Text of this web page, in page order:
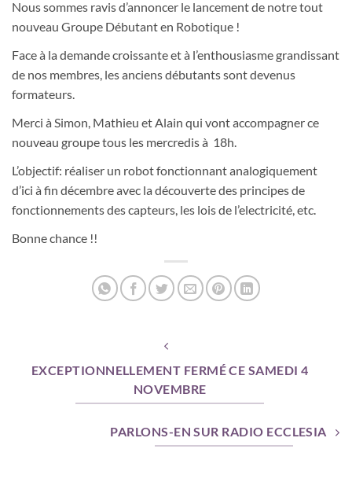
Nous sommes ravis d’annoncer le lancement de notre tout
nouveau Groupe Débutant en Robotique !
Face à la demande croissante et à l’enthousiasme grandissant
de nos membres, les anciens débutants sont devenus
formateurs.
Merci à Simon, Mathieu et Alain qui vont accompagner ce
nouveau groupe tous les mercredis à 18h.
L’objectif: réaliser un robot fonctionnant analogiquement
d’ici à fin décembre avec la découverte des principes de
fonctionnements des capteurs, les lois de l’electricité, etc.
Bonne chance !!
EXCEPTIONNELLEMENT FERMÉ CE SAMEDI 4
NOVEMBRE
PARLONS-EN SUR RADIO ECCLESIA